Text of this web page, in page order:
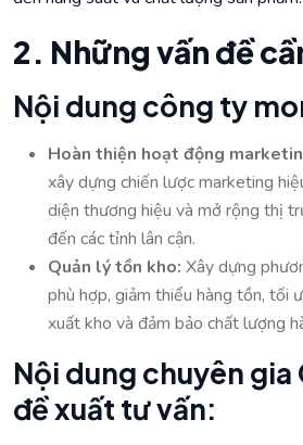
2. Những vấn đề
Nội dung công ty
Hoàn thiện hoạt động
xây dựng chiến lược marketing
diện thương hiệu và mở rộng thị
đến các tỉnh lân cận.
Quản lý tồn kho: Xây dựng
phù hợp, giảm thiểu hàng tồn, tối
xuất kho và đảm bảo chất lượng
Nội dung chuyên
đề xuất tư vấn: